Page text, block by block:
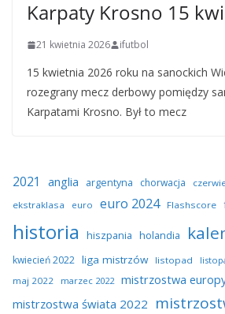
Karpaty Krosno 15
21 kwietnia 2026 ifutbol
15 kwietnia 2026 roku na sanockich
rozegrany mecz derbowy pomiędzy
Karpatami Krosno. Był to mecz
2021 anglia argentyna chorwacja
ekstraklasa
euro euro 2024 Flashscore
historia hiszpania holandia
kwiecień 2022 liga mistrzów listopad
maj 2022
marzec 2022 mistrzostwa
mistrzostwa świata 2022